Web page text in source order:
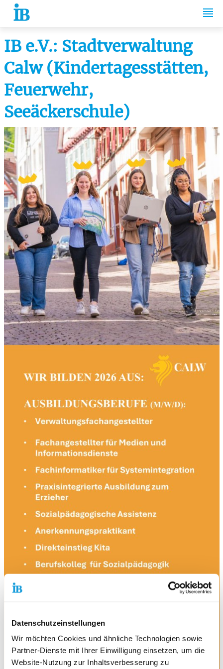
Datenschutzeinstellungen
Wir möchten Cookies und ähnliche Technologien sowie
Partner-Dienste mit Ihrer Einwilligung einsetzen, um die
Website-Nutzung zur Inhaltsverbesserung zu
Springe zum Inhalt
IB e.V.: Stadtverwaltung
Calw (Kindertagesstätten,
Feuerwehr,
Seeäckerschule)